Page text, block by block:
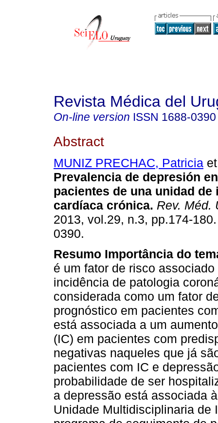
Revista Médica del
On-line version ISSN 1688-0390
Abstract
MUNIZ PRECHAC, Patricia
Prevalencia de depresión
pacientes de una unidad
cardíaca crónica. Rev. Méd.
2013, vol.29, n.3, pp.174-
0390.
Resumo Importância do
é um fator de risco
incidência de patologia
considerada como um fator
prognóstico em pacientes
está associada a um
(IC) em pacientes com
negativas naqueles que já
pacientes com IC e
probabilidade de ser
a depressão está associada
Unidade Multidisciplinaria de